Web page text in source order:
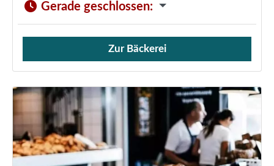
Gerade geschlossen:
Verkauf von Brötchen,
Zur Bäckerei